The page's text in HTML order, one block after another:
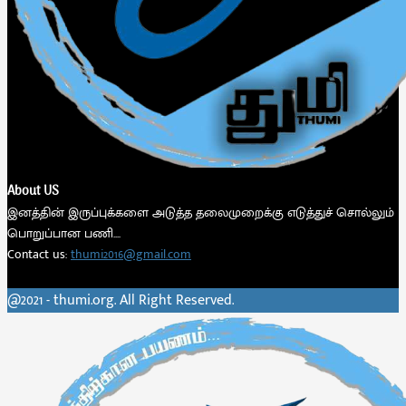
About US
இனத்தின் இருப்புக்களை அடுத்த தலைமுறைக்கு எடுத்துச் சொல்லும்
பொறுப்பான பணி....
Contact us:thumi2016@gmail.com
Facebook
Twitter
Instagram
Youtube
Telegram
@2021 - thumi.org. All Right Reserved.